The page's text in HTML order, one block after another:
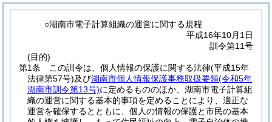
○湖南市電子計算組織の運営に関する規程
平成16年10月1日
訓令第11号
(目的)
第1条
この訓令は、個人情報の保護に関する法律(平成15年
法律第57号)及び湖南市個人情報保護事務取扱要領(令和5年
湖南市訓令第13号)に定めるもののほか、湖南市電子計算組
織の運営に関する基本的事項を定めることにより、適正な
運営を確保するとともに、個人の情報の保護と市民の基本